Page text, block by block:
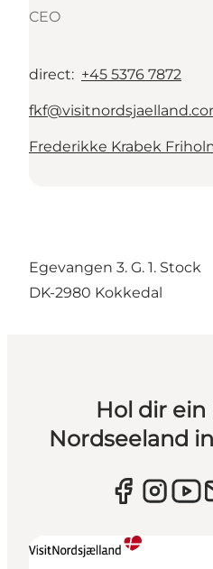
CEO
direct: +45 5376 7872
Frederikke Krabek
Egevangen 3. G. 1. Stock
DK-2980 Kokkedal
Hol dir ein
Nordseeland